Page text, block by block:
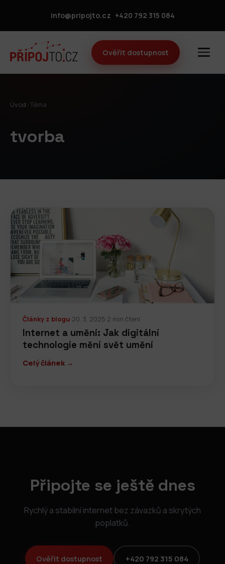
info@pripojto.cz +420 792 315 084
Ověřit dostupnost
Úvod Téma
tvorba
Články z blogu·20. 3. 2025·2 min čtení
Internet a umění: Jak digitální
technologie mění svět umění
Celý článek →
Připojte se ještě dnes
Rychlý a stabilní internet bez závazků a skrytých
poplatků.
Ověřit dostupnost +420 792 315 084